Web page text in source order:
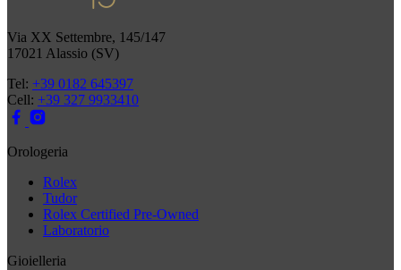
Via XX Settembre, 145/147
17021 Alassio (SV)
Tel: +39 0182 645397
Cell: +39 327 9933410
Orologeria
Rolex
Tudor
Rolex Certified Pre-Owned
Laboratorio
Gioielleria